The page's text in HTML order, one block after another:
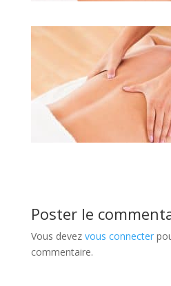
Poster le
Vous devez vous connecter
commentaire.